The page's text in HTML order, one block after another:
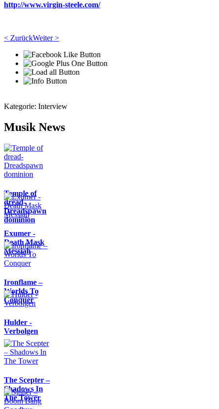
http://www.virgin-steele.com/
< ZurückWeiter >
Kategorie: Interview
Musik News
Temple of
dread-
Dreadspawn
dominion
Exumer -
Death Mask
Messiah
Ironflame –
Worlds To
Conquer
Hulder -
Verbolgen
The Scepter –
Shadows In
The Tower